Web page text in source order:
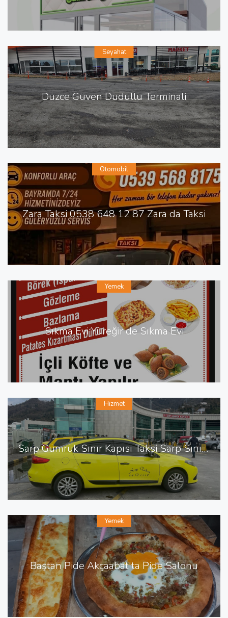
Düzce Güven Dudullu Terminali
Seyahat
Zara Taksi 0538 648 12 87 Zara da Taksi
Otomobil
Sıkma Evi Yüreğir de Sıkma Evi
Yemek
Sarp Gümrük Sınır Kapısı Taksi Sarp Sınır Kapısı En Yakın Taksi
Hizmet
Baştan Pide Akçaabat'ta Pide Salonu
Yemek